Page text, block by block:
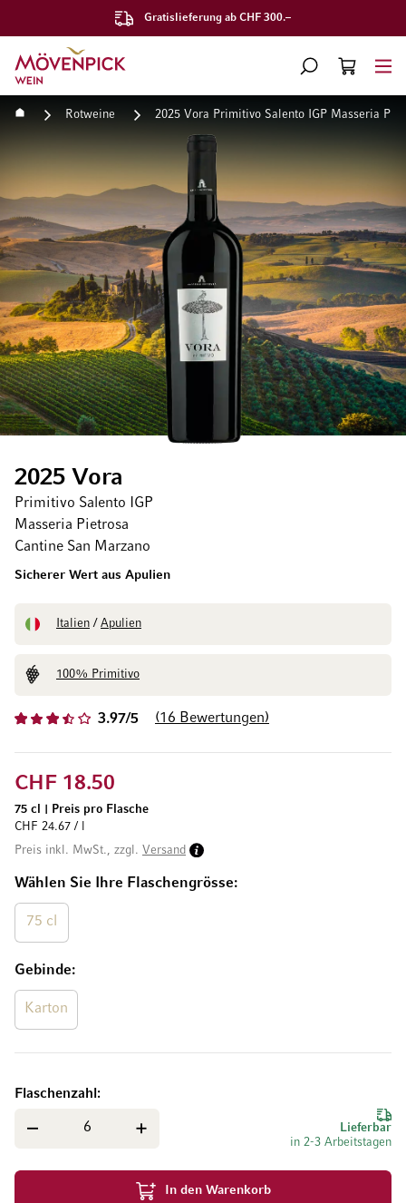
Gratislieferung ab CHF 300.–
Zur Startseite
SUCHE
WARENKORB
Startseite Rotweine 2025 Vora Primitivo Salento IGP Masseria
3.97/5 16 Bewertungen
2025 Vora
Primitivo Salento IGP
Masseria Pietrosa
Cantine San Marzano
Sicherer Wert aus Apulien
Italien / Apulien
100% Primitivo
Wählen Sie Ihre Flaschengrösse
75 cl
Gebinde
Karton
CHF 18.50
75 cl
Preis pro Flasche
CHF 24.67 / l
Preis inkl. MwSt., zzgl. Versand
Lieferbar
in 2-3 Arbeitstagen
Flaschenzahl
In den Warenkorb
Zum Ende der Bildgalerie springen